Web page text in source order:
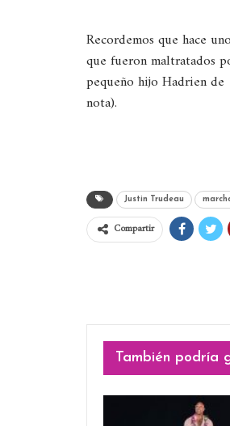
Recordemos que hace
que fueron maltratados
pequeño hijo Hadrien
nota).
Justin Trudeau
Compartir
También podría